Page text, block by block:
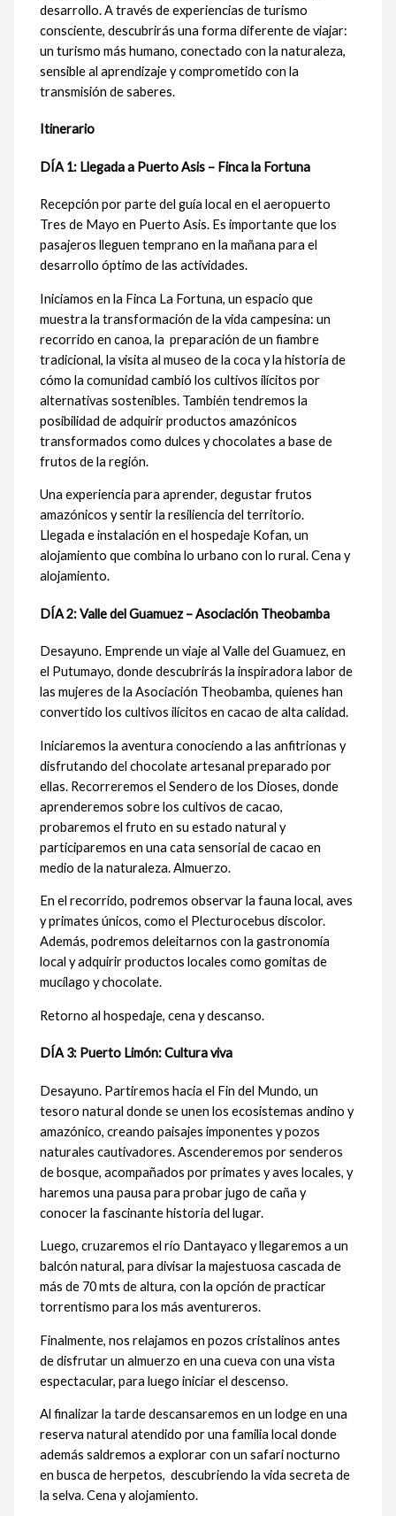
desarrollo. A través de experiencias de turismo
consciente, descubrirás una forma diferente de viajar:
un turismo más humano, conectado con la naturaleza,
sensible al aprendizaje y comprometido con la
transmisión de saberes.
Itinerario
DÍA 1: Llegada a Puerto Asis – Finca la Fortuna
Recepción por parte del guía local en el aeropuerto
Tres de Mayo en Puerto Asis. Es importante que los
pasajeros lleguen temprano en la mañana para el
desarrollo óptimo de las actividades.
Iniciamos en la Finca La Fortuna, un espacio que
muestra la transformación de la vida campesina: un
recorrido en canoa, la preparación de un fiambre
tradicional, la visita al museo de la coca y la historia de
cómo la comunidad cambió los cultivos ilícitos por
alternativas sostenibles. También tendremos la
posibilidad de adquirir productos amazónicos
transformados como dulces y chocolates a base de
frutos de la región.
Una experiencia para aprender, degustar frutos
amazónicos y sentir la resiliencia del territorio.
Llegada e instalación en el hospedaje Kofan, un
alojamiento que combina lo urbano con lo rural. Cena y
alojamiento.
DÍA 2: Valle del Guamuez – Asociación Theobamba
Desayuno. Emprende un viaje al Valle del Guamuez, en
el Putumayo, donde descubrirás la inspiradora labor de
las mujeres de la Asociación Theobamba, quienes han
convertido los cultivos ilícitos en cacao de alta calidad.
Iniciaremos la aventura conociendo a las anfitrionas y
disfrutando del chocolate artesanal preparado por
ellas. Recorreremos el Sendero de los Dioses, donde
aprenderemos sobre los cultivos de cacao,
probaremos el fruto en su estado natural y
participaremos en una cata sensorial de cacao en
medio de la naturaleza. Almuerzo.
En el recorrido, podremos observar la fauna local, aves
y primates únicos, como el Plecturocebus discolor.
Además, podremos deleitarnos con la gastronomía
local y adquirir productos locales como gomitas de
mucílago y chocolate.
Retorno al hospedaje, cena y descanso.
DÍA 3: Puerto Limón: Cultura viva
Desayuno. Partiremos hacia el Fin del Mundo, un
tesoro natural donde se unen los ecosistemas andino y
amazónico, creando paisajes imponentes y pozos
naturales cautivadores. Ascenderemos por senderos
de bosque, acompañados por primates y aves locales, y
haremos una pausa para probar jugo de caña y
conocer la fascinante historia del lugar.
Luego, cruzaremos el río Dantayaco y llegaremos a un
balcón natural, para divisar la majestuosa cascada de
más de 70 mts de altura, con la opción de practicar
torrentismo para los más aventureros.
Finalmente, nos relajamos en pozos cristalinos antes
de disfrutar un almuerzo en una cueva con una vista
espectacular, para luego iniciar el descenso.
Al finalizar la tarde descansaremos en un lodge en una
reserva natural atendido por una familia local donde
además saldremos a explorar con un safari nocturno
en busca de herpetos, descubriendo la vida secreta de
la selva. Cena y alojamiento.